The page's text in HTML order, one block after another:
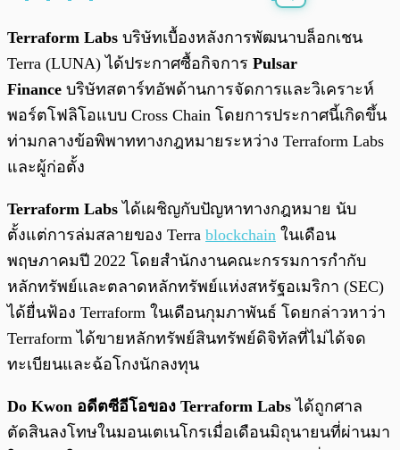
0:00
Terraform Labs บริษัทเบื้องหลังการพัฒนาบล็อกเชน
Terra (LUNA) ได้ประกาศซื้อกิจการ Pulsar
Finance บริษัทสตาร์ทอัพด้านการจัดการและวิเคราะห์
พอร์ตโฟลิโอแบบ Cross Chain โดยการประกาศนี้เกิดขึ้น
ท่ามกลางข้อพิพาททางกฎหมายระหว่าง Terraform Labs
และผู้ก่อตั้ง
Terraform Labs ได้เผชิญกับปัญหาทางกฎหมาย นับ
ตั้งแต่การล่มสลายของ Terra blockchain ในเดือน
พฤษภาคมปี 2022 โดยสำนักงานคณะกรรมการกำกับ
หลักทรัพย์และตลาดหลักทรัพย์แห่งสหรัฐอเมริกา (SEC)
ได้ยื่นฟ้อง Terraform ในเดือนกุมภาพันธ์ โดยกล่าวหาว่า
Terraform ได้ขายหลักทรัพย์สินทรัพย์ดิจิทัลที่ไม่ได้จด
ทะเบียนและฉ้อโกงนักลงทุน
Do Kwon อดีตซีอีโอของ Terraform Labs ได้ถูกศาล
ตัดสินลงโทษในมอนเตเนโกรเมื่อเดือนมิถุนายนที่ผ่านมา